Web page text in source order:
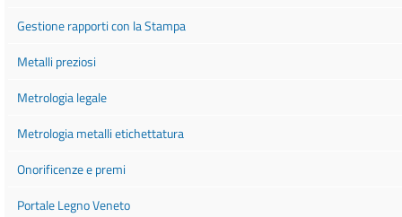
Gestione rapporti con la Stampa
Metalli preziosi
Metrologia legale
Metrologia metalli etichettatura
Onorificenze e premi
Portale Legno Veneto